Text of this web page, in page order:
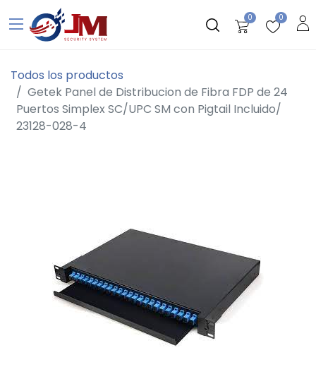
0 0
Todos los productos
Getek Panel de Distribucion de Fibra FDP de 24
Puertos Simplex SC/UPC SM con Pigtail Incluido/
23128-028-4